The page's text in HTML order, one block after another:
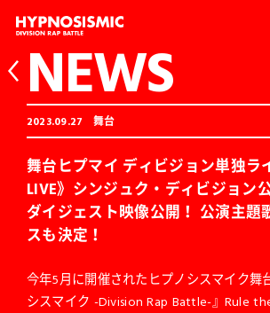
NEWS
2023.09.27 舞台
舞台ヒプマイ ディビジョン単独ラ
LIVE》シンジュク・ディビジョン
ダイジェスト映像公開！ 公演主題
スも決定！
今年5月に開催されたヒプノシスマイク舞
シスマイク -Division Rap Battle-』Rule